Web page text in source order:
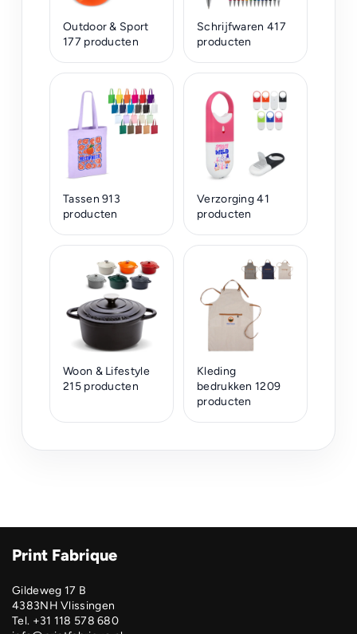
Outdoor & Sport
177 producten
Schrijfwaren 417
producten
Tassen 913
producten
Verzorging41
producten
Woon & Lifestyle
215 producten
Kleding
bedrukken 1209
producten
Print Fabrique
Gildeweg 17 B
4383NH Vlissingen
Tel. +31 118 578 680